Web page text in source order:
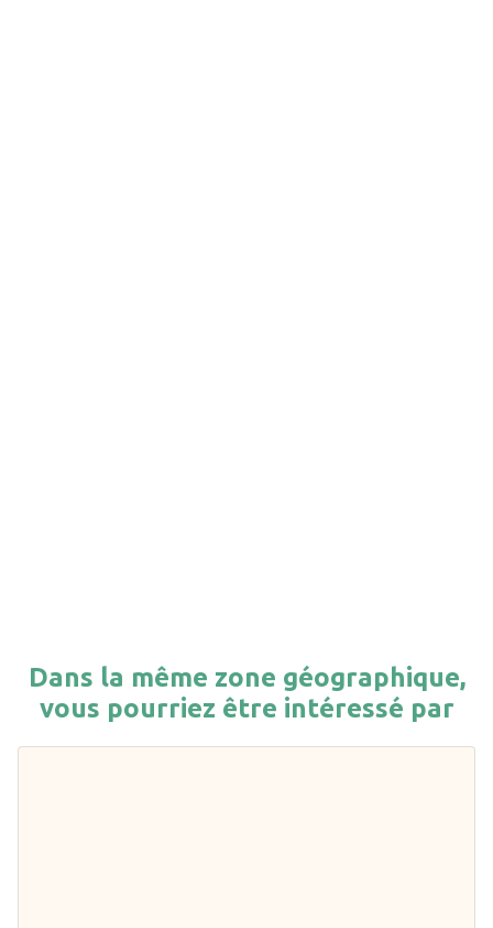
Dans la même zone géographique,
vous pourriez être intéressé par